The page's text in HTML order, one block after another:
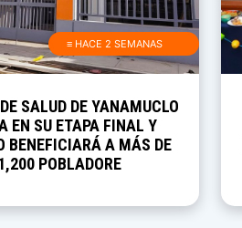
≡ HACE 2 SEMANAS
SALUD DE YANAMUCLO
EN SU ETAPA FINAL Y
BENEFICIARÁ A MÁS DE
POBLADORE